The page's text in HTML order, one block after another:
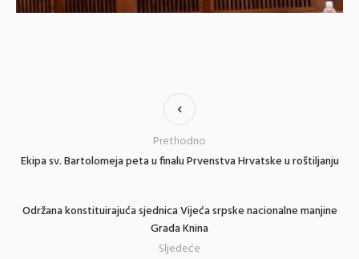
Ekipa sv. Bartolomeja peta u finalu Prvenstva Hrvatske u roštiljanju
Prethodno
Održana konstituirajuća sjednica Vijeća srpske nacionalne manjine
Grada Knina
Sljedeće